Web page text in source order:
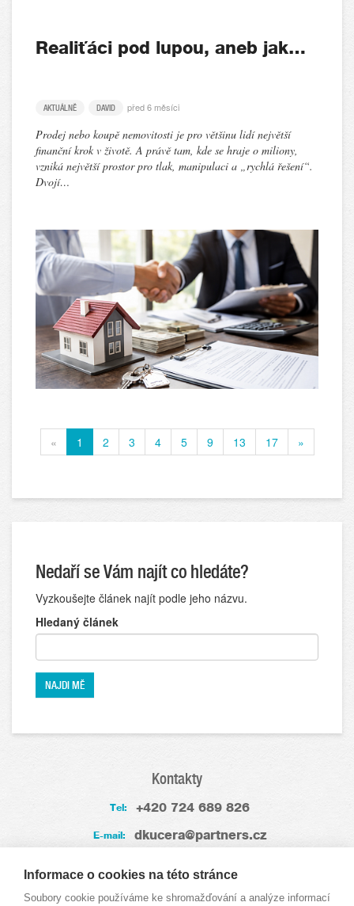
Realiťáci pod lupou, aneb jak…
AKTUÁLNĚ DAVID před 6 měsíci
Prodej nebo koupě nemovitosti je pro většinu lidí největší
finanční krok v životě. A právě tam, kde se hraje o miliony,
vzniká největší prostor pro tlak, manipulaci a „rychlá řešení“.
Dvojí…
« 1 2 3 4 5 9 13 17 »
Nedaří se Vám najít co hledáte?
Vyzkoušejte článek najít podle jeho názvu.
Hledaný článek
Kontakty
Tel: +420 724 689 826
E-mail: dkucera@partners.cz
Zkušenosti
Informace o cookies na této stránce
Soubory cookie používáme ke shromažďování a analýze informací